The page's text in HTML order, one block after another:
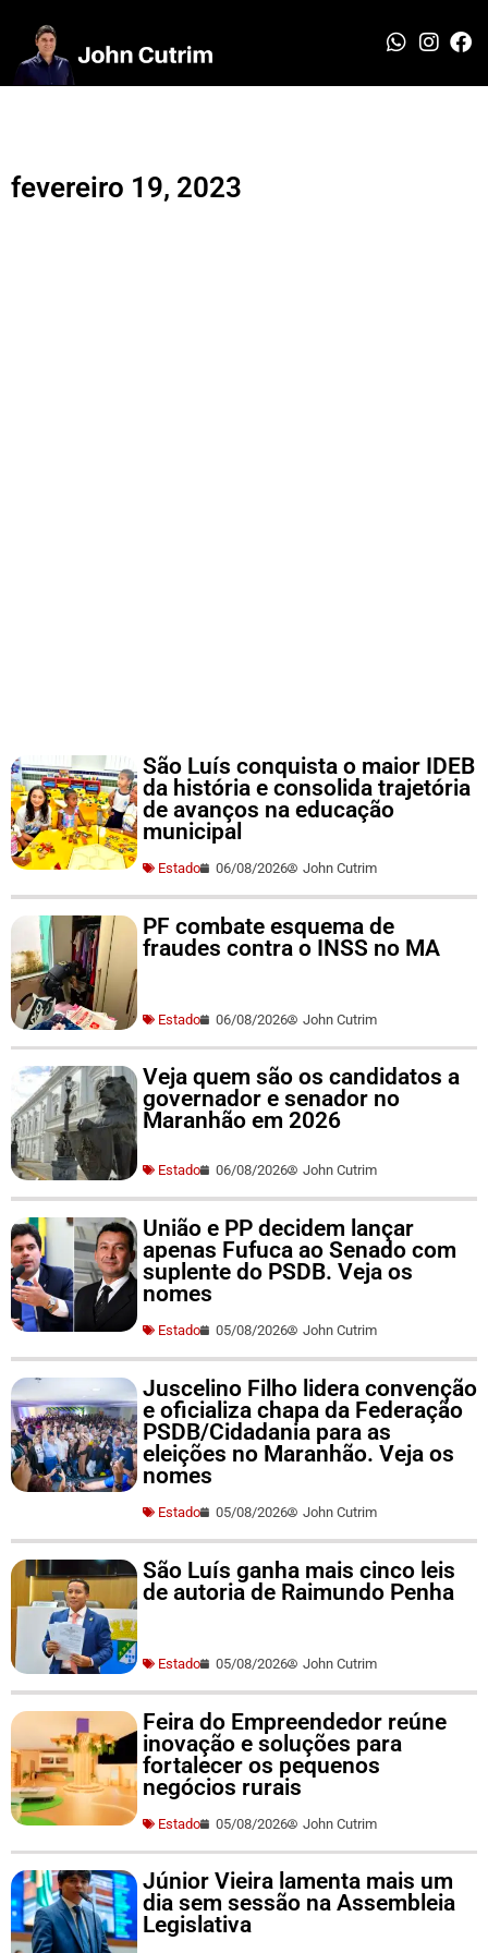
fevereiro 19, 2023
São Luís conquista o maior IDEB
da história e consolida trajetória
de avanços na educação
municipal
Estado 06/08/2026 John Cutrim
PF combate esquema de
fraudes contra o INSS no MA
Estado 06/08/2026 John Cutrim
Veja quem são os candidatos a
governador e senador no
Maranhão em 2026
Estado 06/08/2026 John Cutrim
União e PP decidem lançar
apenas Fufuca ao Senado com
suplente do PSDB. Veja os
nomes
Estado 05/08/2026 John Cutrim
Juscelino Filho lidera convenção
e oficializa chapa da Federação
PSDB/Cidadania para as
eleições no Maranhão. Veja os
nomes
Estado 05/08/2026 John Cutrim
São Luís ganha mais cinco leis
de autoria de Raimundo Penha
Estado 05/08/2026 John Cutrim
Feira do Empreendedor reúne
inovação e soluções para
fortalecer os pequenos
negócios rurais
Estado 05/08/2026 John Cutrim
Júnior Vieira lamenta mais um
dia sem sessão na Assembleia
Legislativa